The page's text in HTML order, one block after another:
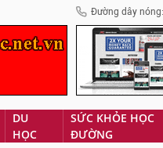
Đường dây
DU
HỌC
SỨC KHỎE HỌC
ĐƯỜNG